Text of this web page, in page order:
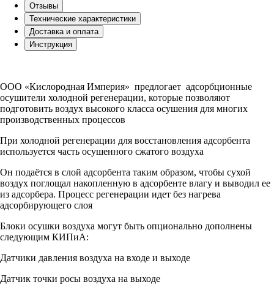
Отзывы
Технические характеристики
Доставка и оплата
Инструкция
ООО «Кислородная Империя» предлогает адсорбционные
осушители холодной регенерации, которые позволяют
подготовить воздух высокого класса осушения для многих
производственных процессов
При холодной регенерации для восстановления адсорбента
используется часть осушенного сжатого воздуха
Он подаётся в слой адсорбента таким образом, чтобы сухой
воздух поглощал накопленную в адсорбенте влагу и выводил ее
из адсорбера. Процесс регенерации идет без нагрева
адсорбирующего слоя
Блоки осушки воздуха могут быть опционально дополнены
следующим КИПиА:
Датчики давления воздуха на входе и выходе
Датчик точки росы воздуха на выходе